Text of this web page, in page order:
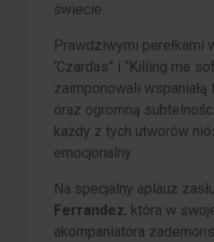
świecie.
Prawdziwymi perełkami
'Czardas” i “Killing me
zaimponowali
oraz ogromną
każdy z tych utworów
emocjonalny.
Na specjalny aplauz
Ferrandez, która w
akompaniatora